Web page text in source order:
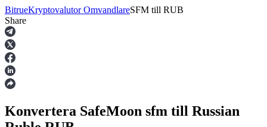
Terminer
BitrueKryptovalutor OmvandlareSFM till RUB
Share
Konvertera SafeMoon sfm till Russian